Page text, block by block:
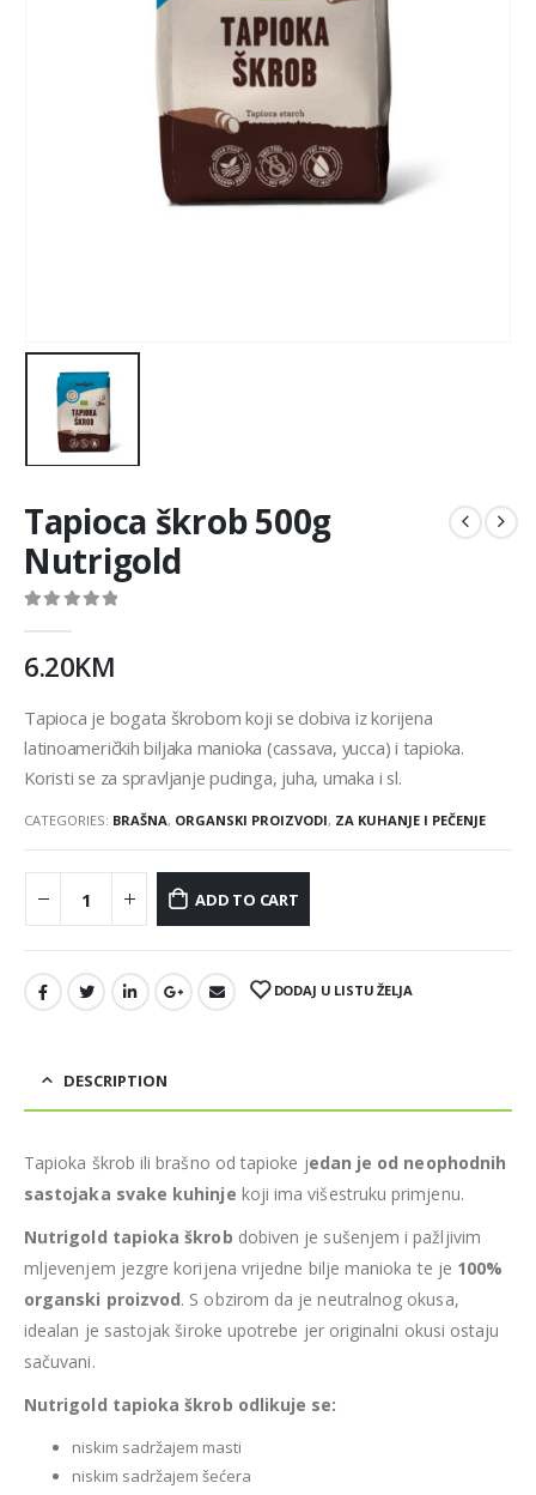
Tapioca škrob 500g
Nutrigold
6.20KM
Tapioca je bogata škrobom koji se dobiva iz korijena
latinoameričkih biljaka manioka (cassava, yucca) i tapioka.
Koristi se za spravljanje pudinga, juha, umaka i sl.
CATEGORIES: BRAŠNA, ORGANSKI PROIZVODI, ZA KUHANJE I PEČENJE
ADD TO CART
DODAJ U LISTU ŽELJA
DESCRIPTION
Tapioka škrob ili brašno od tapioke jedan je od neophodnih
sastojaka svake kuhinje koji ima višestruku primjenu.
Nutrigold tapioka škrob dobiven je sušenjem i pažljivim
mljevenjem jezgre korijena vrijedne bilje manioka te je 100%
organski proizvod. S obzirom da je neutralnog okusa,
idealan je sastojak široke upotrebe jer originalni okusi ostaju
sačuvani.
Nutrigold tapioka škrob odlikuje se:
niskim sadržajem masti
niskim sadržajem šećera